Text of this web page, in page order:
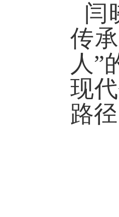
闫
传
人”
现
路径